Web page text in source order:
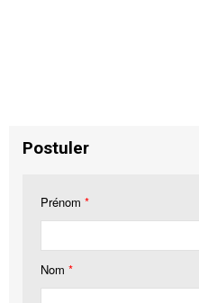
Postuler
Prénom *
Nom *